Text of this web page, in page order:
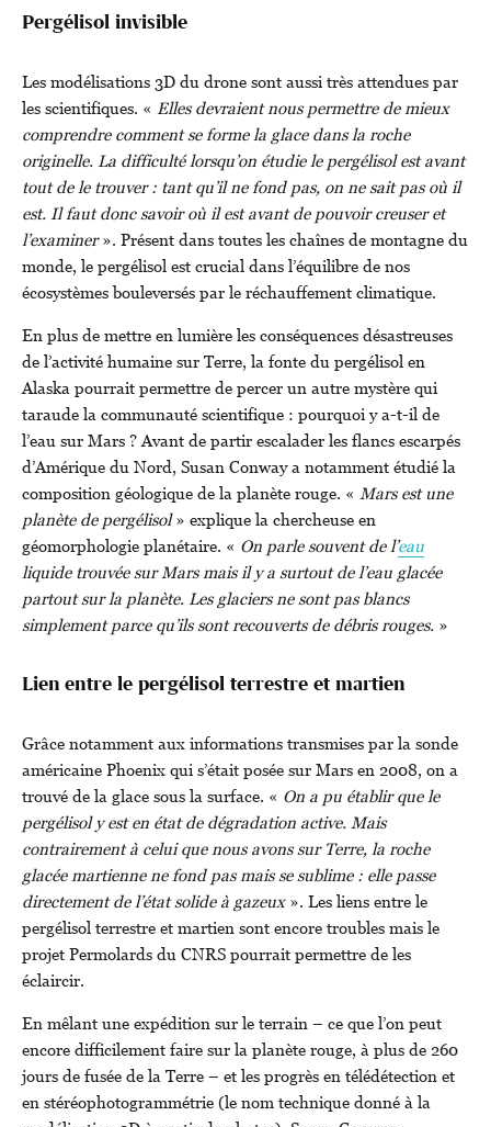
Pergélisol invisible
Les modélisations 3D du drone sont aussi très attendues par
les scientifiques. « Elles devraient nous permettre de mieux
comprendre comment se forme la glace dans la roche
originelle. La difficulté lorsqu’on étudie le pergélisol est avant
tout de le trouver : tant qu’il ne fond pas, on ne sait pas où il
est. Il faut donc savoir où il est avant de pouvoir creuser et
l’examiner». Présent dans toutes les chaînes de montagne du
monde, le pergélisol est crucial dans l’équilibre de nos
écosystèmes bouleversés par le réchauffement climatique.
En plus de mettre en lumière les conséquences désastreuses
de l’activité humaine sur Terre, la fonte du pergélisol en
Alaska pourrait permettre de percer un autre mystère qui
taraude la communauté scientifique : pourquoi y a-t-il de
l’eau sur Mars ? Avant de partir escalader les flancs escarpés
d’Amérique du Nord, Susan Conway a notamment étudié la
composition géologique de la planète rouge. « Mars est une
planète de pergélisol» explique la chercheuse en
géomorphologie planétaire. « On parle souvent de l’eau
liquide trouvée sur Mars mais il y a surtout de l’eau glacée
partout sur la planète. Les glaciers ne sont pas blancs
simplement parce qu’ils sont recouverts de débris rouges. »
Lien entre le pergélisol terrestre et martien
Grâce notamment aux informations transmises par la sonde
américaine Phoenix qui s’était posée sur Mars en 2008, on a
trouvé de la glace sous la surface. « On a pu établir que le
pergélisol y est en état de dégradation active. Mais
contrairement à celui que nous avons sur Terre, la roche
glacée martienne ne fond pas mais se sublime : elle passe
directement de l’état solide à gazeux». Les liens entre le
pergélisol terrestre et martien sont encore troubles mais le
projet Permolards du CNRS pourrait permettre de les
éclaircir.
En mêlant une expédition sur le terrain – ce que l’on peut
encore difficilement faire sur la planète rouge, à plus de 260
jours de fusée de la Terre – et les progrès en télédétection et
en stéréophotogrammétrie (le nom technique donné à la